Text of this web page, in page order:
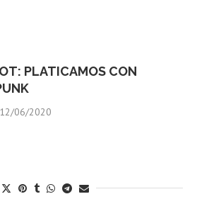
PLATICAMOS CON
12/06/2020